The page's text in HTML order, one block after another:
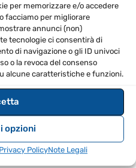
per memorizzare e/o accedere
facciamo per migliorare
annunci (non)
tecnologie ci consentirà di
di navigazione o gli ID univoci
o la revoca del consenso
alcune caratteristiche e funzioni.
opzioni
Privacy PolicyNote Legali
trasporto per proteggere
umido per mantenere il
asciutto e lontano da
lo stato della gommapiuma
la protezione necessaria.